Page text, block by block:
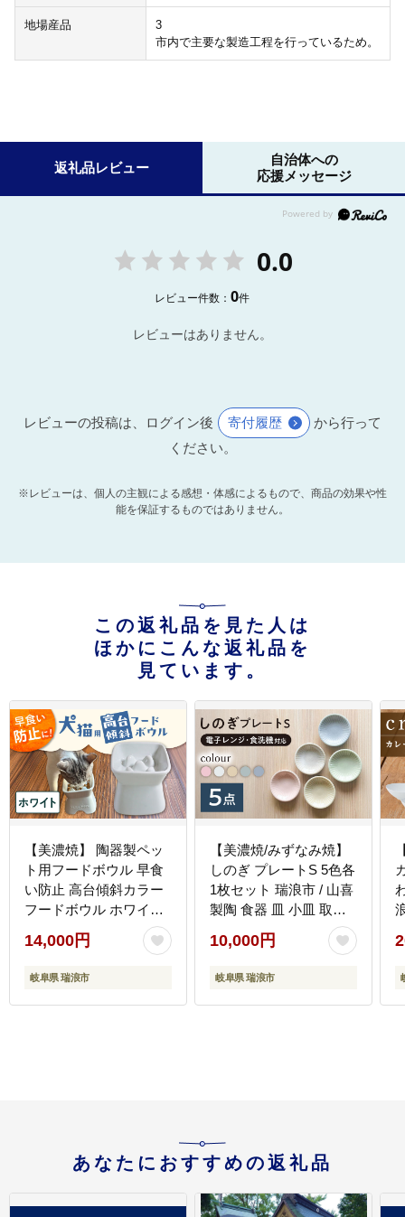
地場産品
3
市内で主要な製造工程を行っているため。
返礼品レビュー
自治体への
応援メッセージ
0.0
レビュー件数：0件
レビューはありません。
レビューの投稿は、ログイン後 寄付履歴
から行って
ください。
※レビューは、個人の主観による感想・体感によるもので、商品の効果や性
能を保証するものではありません。
この返礼品を見た人は
ほかにこんな返礼品を
見ています。
【美濃焼】 陶器製ペッ
ト用フードボウル 早食
い防止 高台傾斜カラー
フードボウル ホワイト
pet166 瑞浪市 / ながし
まプランニングオフィ
ス エサ入れ 餌皿 犬 猫
14,000円
岐阜県 瑞浪市
【美濃焼/みずなみ焼】
しのぎ プレートS 5色各
1枚セット 瑞浪市 / 山喜
製陶 食器 皿 小皿 取皿
[AZCP100]
10,000円
岐阜県 瑞浪市
あなたにおすすめの返礼品